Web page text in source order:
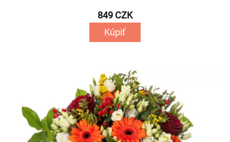
849 CZK
Kúpiť